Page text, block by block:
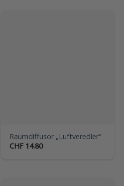
Raumdiffusor „Luftveredler“
CHF 14.80